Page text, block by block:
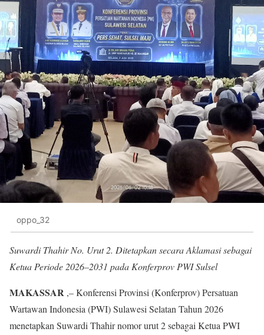
oppo_32
Suwardi Thahir No. Urut 2. Ditetapkan secara Aklamasi sebagai
Ketua Periode 2026–2031 pada Konferprov PWI Sulsel
MAKASSAR ,– Konferensi Provinsi (Konferprov) Persatuan
Wartawan Indonesia (PWI) Sulawesi Selatan Tahun 2026
menetapkan Suwardi Thahir nomor urut 2 sebagai Ketua PWI